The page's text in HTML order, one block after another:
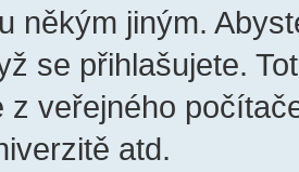
někým jiným.
se přihlašujete.
z veřejného
atd.